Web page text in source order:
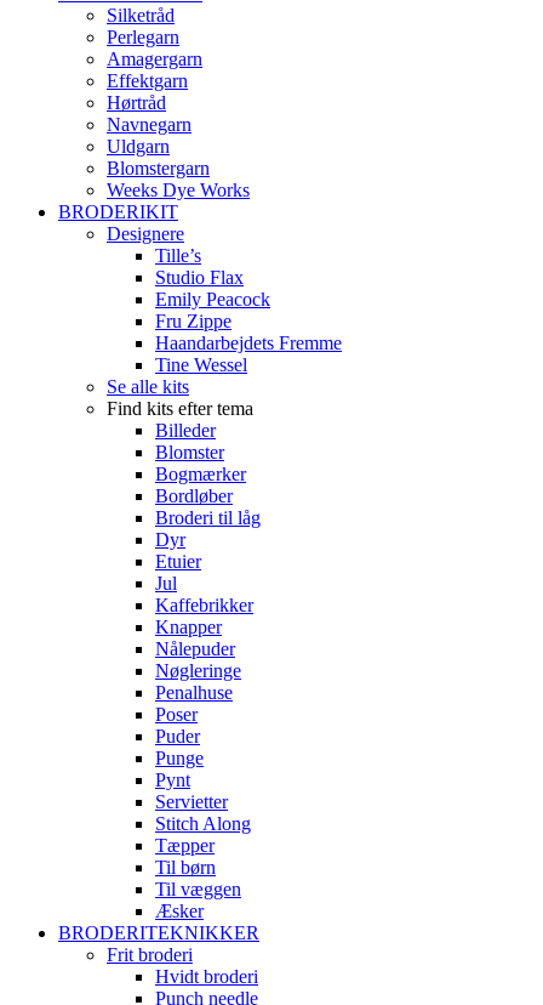
Silketråd
Perlegarn
Amagergarn
Effektgarn
Hørtråd
Navnegarn
Uldgarn
Blomstergarn
Weeks Dye Works
BRODERIKIT
Designere
Tille’s
Studio Flax
Emily Peacock
Fru Zippe
Haandarbejdets Fremme
Tine Wessel
Se alle kits
Find kits efter tema
Billeder
Blomster
Bogmærker
Bordløber
Broderi til låg
Dyr
Etuier
Jul
Kaffebrikker
Knapper
Nålepuder
Nøgleringe
Penalhuse
Poser
Puder
Punge
Pynt
Servietter
Stitch Along
Tæpper
Til børn
Til væggen
Æsker
BRODERITEKNIKKER
Frit broderi
Hvidt broderi
Punch needle